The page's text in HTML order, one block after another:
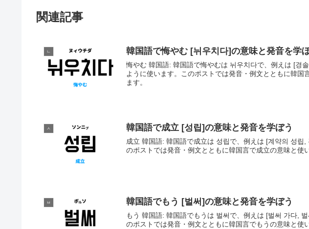
関連記事
ㄴ 韓国語で悔やむ [뉘우치다]の意味と発音を学
悔やむ 韓国語: 韓国語で悔やむは 뉘우치다で、例えは [경
ように使います。このポストでは発音・例文とともに韓国
ます。
ㅅ 韓国語で成立 [성립]の意味と発音を学ぼう
成立 韓国語: 韓国語で成立は 성립で、例えは [계약의 성립
のポストでは発音・例文とともに韓国言で成立の意味と使
ㅂ 韓国語でもう [벌써]の意味と発音を学ぼう
もう 韓国語: 韓国語でもうは 벌써で、例えは [벌써 가다,
のポストでは発音・例文とともに韓国言でもうの意味と使